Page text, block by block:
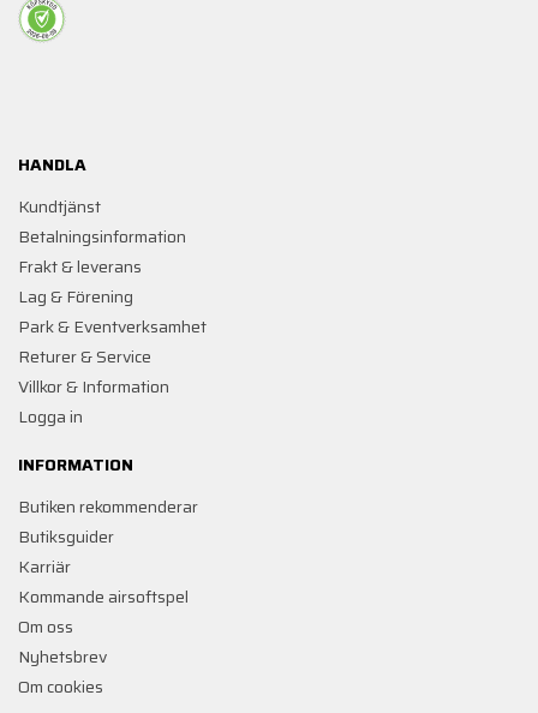
HANDLA
Kundtjänst
Betalningsinformation
Frakt & leverans
Lag & Förening
Park & Eventverksamhet
Returer & Service
Villkor & Information
Logga in
INFORMATION
Butiken rekommenderar
Butiksguider
Karriär
Kommande airsoftspel
Om oss
Nyhetsbrev
Om cookies